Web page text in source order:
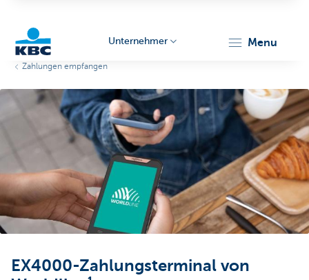
Unternehmer
Unternehmer menu
Zahlungen empfangen
EX4000-Zahlungsterminal von